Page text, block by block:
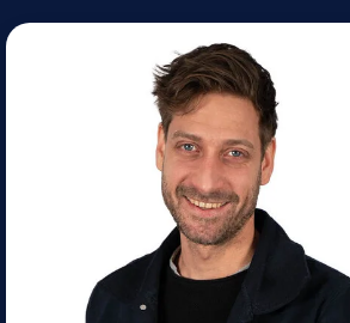
Stefan
· Leitung Medien &
·
E-Mail an
Stefan